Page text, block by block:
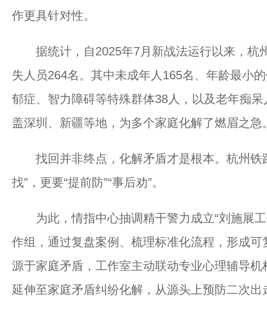
作更具针对性。
据统计，自2025年7月新战法运行以来，杭
失人员264名。其中未成年人165名、年龄最小
郁症、智力障碍等特殊群体38人，以及老年痴
盖深圳、新疆等地，为多个家庭化解了燃眉之急
找回并非终点，化解矛盾才是根本。杭州铁
找”，更要“提前防”“事后劝”。
为此，情指中心抽调精干警力成立“刘施展工
作组，通过复盘案例、梳理标准化流程，形成
源于家庭矛盾，工作室主动联动专业心理辅导
延伸至家庭矛盾纠纷化解，从源头上预防二次出